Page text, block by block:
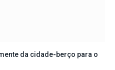
da cidade-berço para o